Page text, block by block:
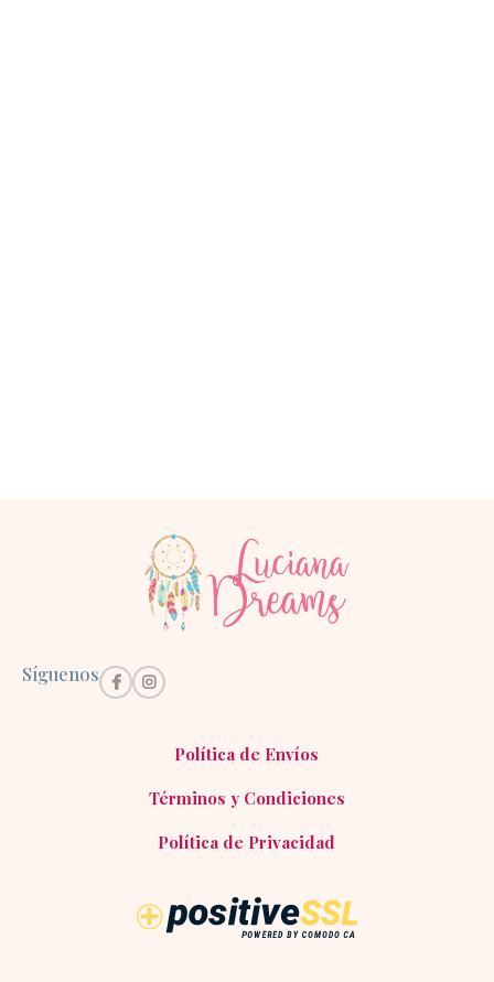
Síguenos
Política de Envíos
Términos y Condiciones
Política de Privacidad